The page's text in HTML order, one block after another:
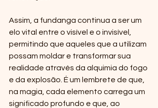
Assim, a fundanga continua a ser um
elo vital entre o visível e o invisível,
permitindo que aqueles que a utilizam
possam moldar e transformar sua
realidade através da alquimia do fogo
e da explosão. É um lembrete de que,
na magia, cada elemento carrega um
significado profundo e que, ao